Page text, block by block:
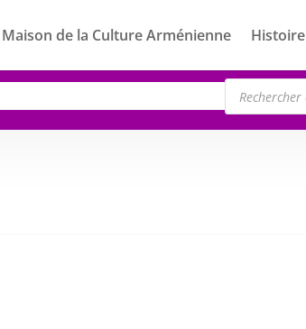
Maison de la Culture Arménienne Histoire
Recherche
de
produits